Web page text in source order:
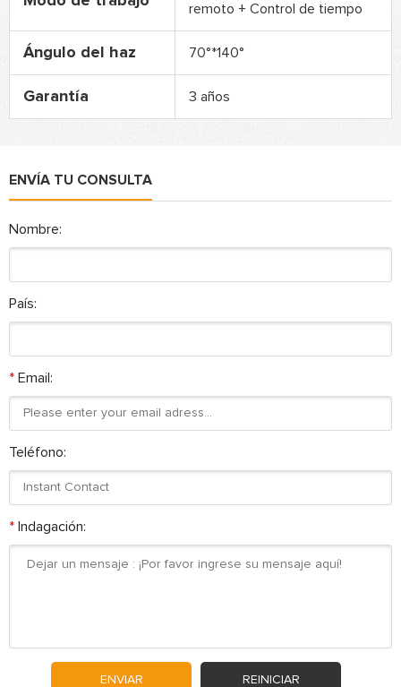
remoto + Control de tiempo
Ángulo del haz 70°*140°
Garantía 3 años
ENVÍA TU CONSULTA
Nombre:
País:
* Email:
Teléfono:
* Indagación:
ENVIAR REINICIAR